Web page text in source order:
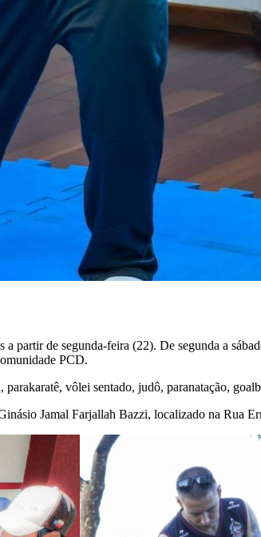
partir de segunda-feira (22). De segunda a
PCD.
vôlei sentado, judô, paranatação,
Jamal Farjallah Bazzi, localizado na Rua